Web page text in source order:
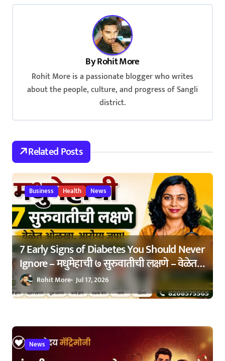
ByRohit More
Rohit More is a passionate blogger who writes
about the people, culture, and progress of Sangli
district.
Related Posts
Business Health News
7 Early Signs of Diabetes You Should Never
Ignore – मधुमेहाची ७ सुरुवातीची लक्षणे – वेळेत
ओळखा, आरोग्य जपा
Rohit More Jul 17, 2026
News